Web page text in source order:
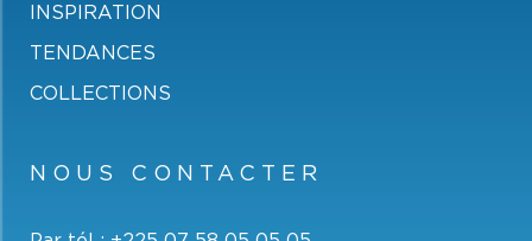
INSPIRATION
TENDANCES
COLLECTIONS
NOUS CONTACTER